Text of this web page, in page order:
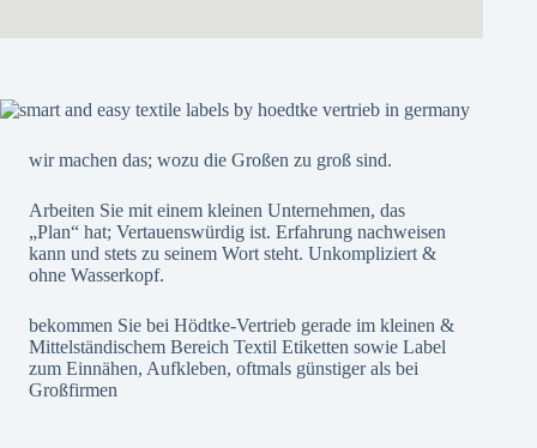
wir machen das; wozu die Großen zu groß sind.
Arbeiten Sie mit einem kleinen Unternehmen, das
„Plan“ hat; Vertauenswürdig ist. Erfahrung nachweisen
kann und stets zu seinem Wort steht. Unkompliziert &
ohne Wasserkopf.
bekommen Sie bei Hödtke-Vertrieb gerade im kleinen &
Mittelständischem Bereich Textil Etiketten sowie Label
zum Einnähen, Aufkleben, oftmals günstiger als bei
Großfirmen